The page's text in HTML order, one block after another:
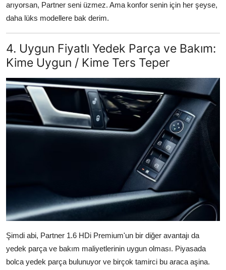
arıyorsan, Partner seni üzmez. Ama konfor senin için her şeyse,
daha lüks modellere bak derim.
4. Uygun Fiyatlı Yedek Parça ve Bakım:
Kime Uygun / Kime Ters Teper
Şimdi abi, Partner 1.6 HDi Premium'un bir diğer avantajı da
yedek parça ve bakım maliyetlerinin uygun olması. Piyasada
bolca yedek parça bulunuyor ve birçok tamirci bu araca aşina.